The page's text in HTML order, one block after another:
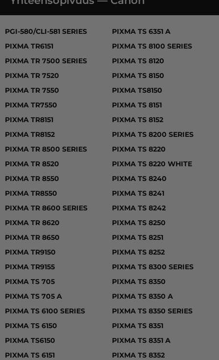
PGI-580/CLI-581 SERIES, PIXMA TR6151, PIXMA TR
PGI-580/CLI-581 SERIES
PIXMA TR6151
PIXMA TR 7500 SERIES
PIXMA TR 7520
PIXMA TR 7550
PIXMA TR7550
PIXMA TR8151
PIXMA TR8152
PIXMA TR 8500 SERIES
PIXMA TR 8520
PIXMA TR 8550
PIXMA TR8550
PIXMA TR 8600 SERIES
PIXMA TR 8620
PIXMA TR 8650
PIXMA TR9150
PIXMA TR9155
PIXMA TS 705
PIXMA TS 705 A
PIXMA TS 6100 SERIES
PIXMA TS 6150
PIXMA TS6150
PIXMA TS 6151
PIXMA TS 6351 A
PIXMA TS 8100 SERIES
PIXMA TS 8120
PIXMA TS 8150
PIXMA TS8150
PIXMA TS 8151
PIXMA TS 8152
PIXMA TS 8200 SERIES
PIXMA TS 8220
PIXMA TS 8220 WHITE
PIXMA TS 8240
PIXMA TS 8241
PIXMA TS 8242
PIXMA TS 8250
PIXMA TS 8251
PIXMA TS 8252
PIXMA TS 8300 SERIES
PIXMA TS 8350
PIXMA TS 8350 A
PIXMA TS 8350 SERIES
PIXMA TS 8351
PIXMA TS 8351 A
PIXMA TS 8352